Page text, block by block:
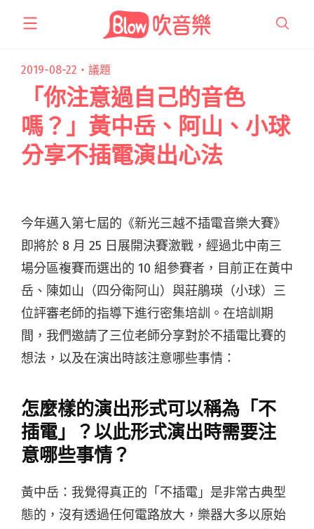
2019-08-22・ 議題
「你注意過自己的音色
嗎？」黃中岳、阿山、小球
分享不插電演出心法
今年邁入第七屆的《新光三越不插電音樂大賽》
即將於 8 月 25 日展開決賽激戰，經過北中南三
場分區複賽而選出的 10 組參賽者，目前正在黃中
岳、陳如山（四分衛阿山）與莊鵑瑛（小球）三
位評審老師的指導下進行密集培訓。在培訓期
間，我們邀請了三位老師分享對於不插電比賽的
想法，以及在演出時該注意哪些事情：
怎麼樣的演出形式可以稱為「不
插電」？以此形式演出時需要注
意哪些事情？
黃中岳：我覺得真正的「不插電」是非常古典型
態的，沒有透過任何電路放大，樂器大多以原始